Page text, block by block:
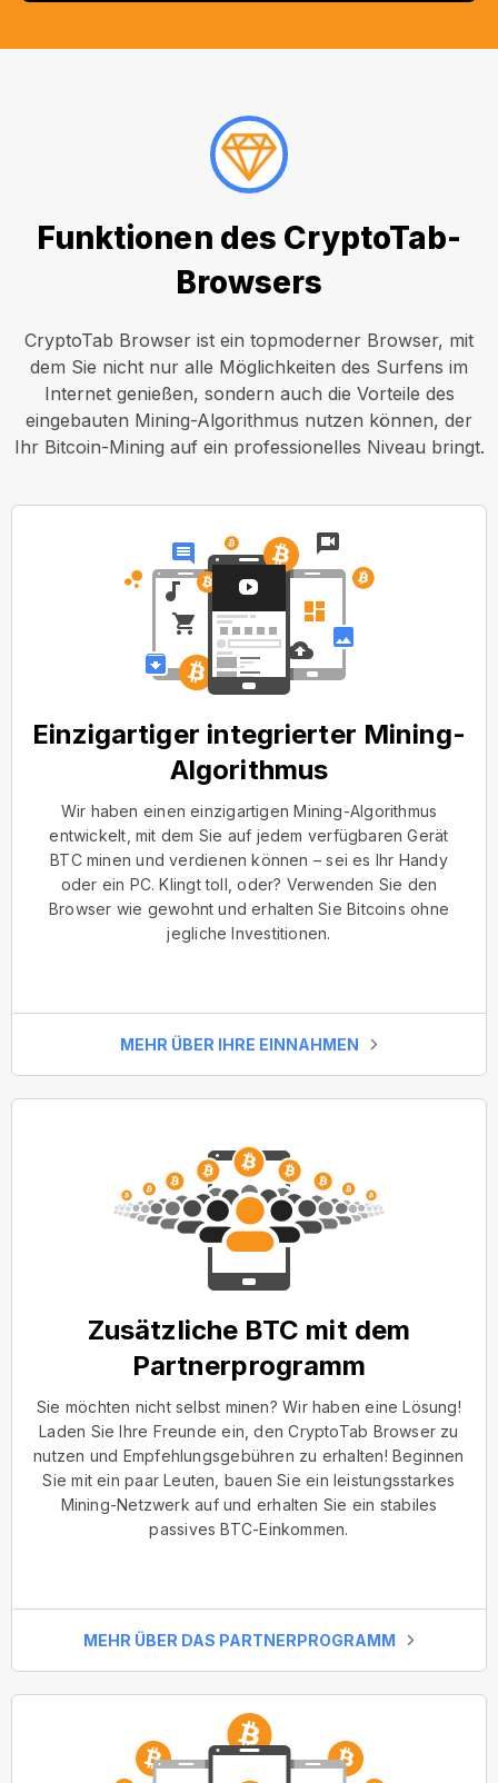
Funktionen des CryptoTab-
Browsers
CryptoTab Browser ist ein topmoderner Browser, mit
dem Sie nicht nur alle Möglichkeiten des Surfens im
Internet genießen, sondern auch die Vorteile des
eingebauten Mining-Algorithmus nutzen können, der
Ihr Bitcoin-Mining auf ein professionelles Niveau bringt.
Einzigartiger integrierter Mining-
Algorithmus
Wir haben einen einzigartigen Mining-Algorithmus
entwickelt, mit dem Sie auf jedem verfügbaren Gerät
BTC minen und verdienen können – sei es Ihr Handy
oder ein PC. Klingt toll, oder? Verwenden Sie den
Browser wie gewohnt und erhalten Sie Bitcoins ohne
jegliche Investitionen.
MEHR ÜBER IHRE EINNAHMEN
Zusätzliche BTC mit dem
Partnerprogramm
Sie möchten nicht selbst minen? Wir haben eine Lösung!
Laden Sie Ihre Freunde ein, den CryptoTab Browser zu
nutzen und Empfehlungsgebühren zu erhalten! Beginnen
Sie mit ein paar Leuten, bauen Sie ein leistungsstarkes
Mining-Netzwerk auf und erhalten Sie ein stabiles
passives BTC-Einkommen.
MEHR ÜBER DAS PARTNERPROGRAMM